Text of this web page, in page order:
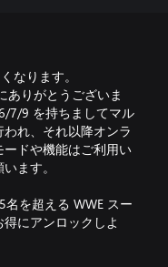
なります。
ありがとうございま
7/9 を持ちましてマル
れ、それ以降オンラ
ドや機能はご利用い
ます。
名を超える WWE スー
にアンロックしよ